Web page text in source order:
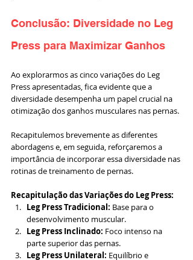
Conclusão: Diversidade no Leg
Press para Maximizar Ganhos
Ao explorarmos as cinco variações do Leg
Press apresentadas, fica evidente que a
diversidade desempenha um papel crucial na
otimização dos ganhos musculares nas pernas.
Recapitulemos brevemente as diferentes
abordagens e, em seguida, reforçaremos a
importância de incorporar essa diversidade nas
rotinas de treinamento de pernas.
Recapitulação das Variações do Leg Press:
Leg Press Tradicional: Base para o
desenvolvimento muscular.
Leg Press Inclinado: Foco intenso na
parte superior das pernas.
Leg Press Unilateral: Equilíbrio e